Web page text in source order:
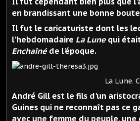
en brandissant une bonne
Il fut le caricaturiste dont les
l'hebdomadaire La Lune qui
Enchaînéde l'époque.
La Lune. Caricature
André Gill est le fils d'un
Guines qui ne reconnaît pas ce
avec une femme du peuple,